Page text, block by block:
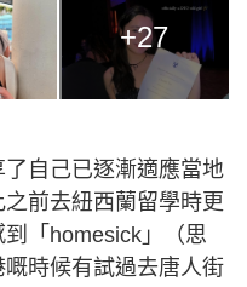
+27
自己已逐漸適應當地
前去紐西蘭留學時更
「homesick」（思
時候有試過去唐人街